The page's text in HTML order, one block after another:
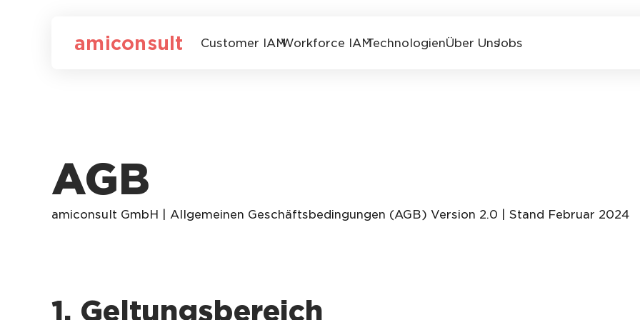
amiconsult Customer IAMWorkforce IAMTechnologienÜber UnsJobs
AGB
amiconsult GmbH | Allgemeinen Geschäftsbedingungen (AGB) Version 2.0 | Stand Februar 2024
1. Geltungsbereich